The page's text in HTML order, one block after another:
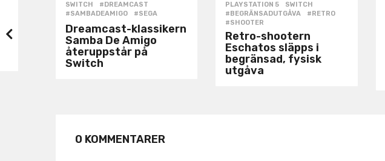
SWITCH #DREAMCAST
#SAMBADEAMIGO
,#SEGA
Dreamcast-klassikern
Samba De Amigo
återuppstår på
Switch
PLAYSTATION 5 ,SWITCH
#BEGRÄNSADUTGÅVA
,#RETRO
#SHOOTER
Retro-shootern
Eschatos släpps i
begränsad, fysisk
utgåva
0 KOMMENTARER